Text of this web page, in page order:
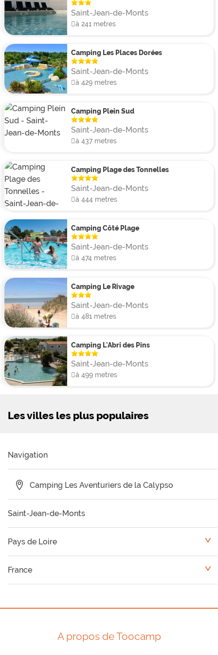
cuisine aménagée, une salle d’eau, des toilettes ainsi
qu’un salon de jardin pour profiter pleinement du plein
air. Grande nouveauté 2026 : un quartier piétonnier
d’une terrasse Luxe, pour un séjour encore plus
confortable et exclusif.
Saint-Jean-de-Monts
à 241 metres
Camping Les Places Dorées
Saint-Jean-de-Monts
à 429 metres
Camping Plein Sud
Saint-Jean-de-Monts
à 437 metres
Camping Plage des Tonnelles
Saint-Jean-de-Monts
à 444 metres
Camping Côté Plage
Saint-Jean-de-Monts
à 474 metres
Camping Le Rivage
Saint-Jean-de-Monts
à 481 metres
Camping L'Abri des Pins
Saint-Jean-de-Monts
à 499 metres
Les villes les plus populaires
Navigation
Camping Les Aventuriers de la Calypso
Saint-Jean-de-Monts
Pays de Loire <
France <
A propos de Toocamp